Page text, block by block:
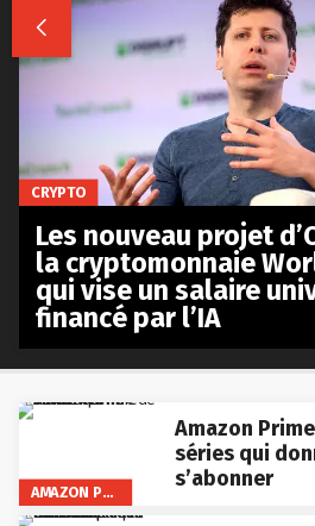
AMAZON PRIME VIDEO
Amazon
séries qui
s’abonner

CRYPTO
Les nouveau projet
la cryptomonnaie
qui vise un salaire
financé par l’IA